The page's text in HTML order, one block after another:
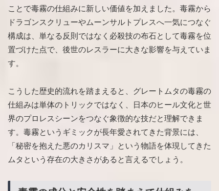
ことで毒霧の仕組みに新しい価値を加えました。毒霧から
ドラゴンスクリューやムーンサルトプレスへ一気につなぐ
構成は、単なる反則ではなく必殺技の布石として毒霧を位
置づけた点で、後世のレスラーに大きな影響を与えていま
す。
こうした歴史的流れを踏まえると、グレートムタの毒霧の
仕組みは単体のトリックではなく、日本のヒール文化と世
界のプロレスシーンをつなぐ象徴的な技だと理解できま
す。毒霧というギミックが長年愛されてきた背景には、
「秘密を抱えた悪のカリスマ」という物語を体現してきた
ムタという存在の大きさがあると言えるでしょう。